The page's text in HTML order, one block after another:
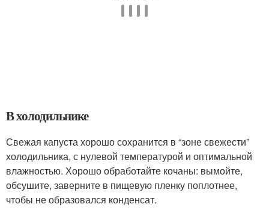
В холодильнике
Свежая капуста хорошо сохранится в “зоне свежести”
холодильника, с нулевой температурой и оптимальной
влажностью. Хорошо обработайте кочаны: вымойте,
обсушите, заверните в пищевую пленку поплотнее,
чтобы не образовался конденсат.